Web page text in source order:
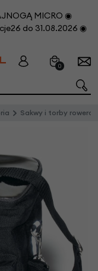
MICRO ◉
do 31.08.2026 ◉
0
Sakwy i torby